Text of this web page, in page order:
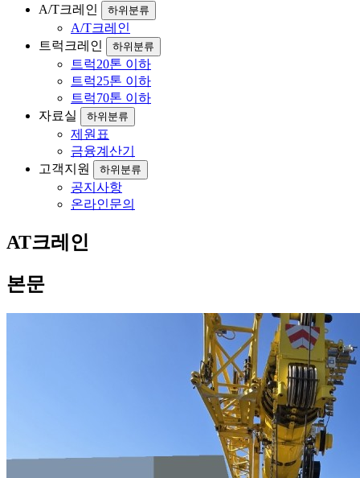
A/T크레인
하위분류
A/T크레인
트럭크레인
하위분류
트럭20톤 이하
트럭25톤 이하
트럭70톤 이하
자료실
하위분류
제원표
금융계산기
고객지원
하위분류
공지사항
온라인문의
AT크레인
본문